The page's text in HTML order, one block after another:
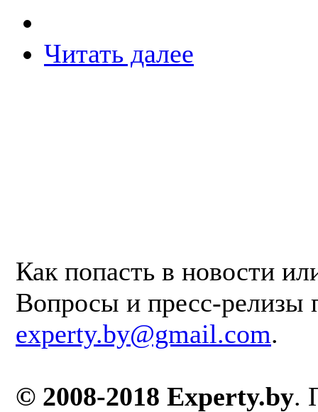
Читать далее
Как попасть в новости
Вопросы и пресс-релизы
experty.by@gmail.com.
© 2008-2018 Experty.by.